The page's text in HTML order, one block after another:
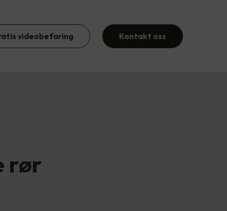
videobefaring Kontakt oss
rør